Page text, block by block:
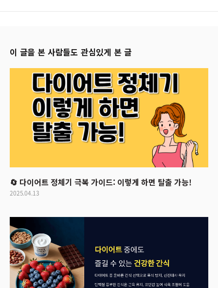
이 글을 본 사람들도 관심있게 본 글
🔄 다이어트 정체기 극복 가이드: 이렇게 하면 탈출 가능!
2025.04.13